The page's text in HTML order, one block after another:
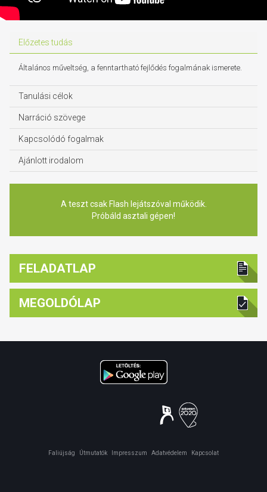
Előzetes tudás
Általános műveltség, a fenntartható fejlődés fogalmának ismerete.
Tanulási célok
Narráció szövege
Kapcsolódó fogalmak
Ajánlott irodalom
A teszt csak Flash lejátszóval működik.
Próbáld asztali gépen!
FELADATLAP
MEGOLDÓLAP
Faliújság Útmutatók Impresszum Adatvédelem Kapcsolat